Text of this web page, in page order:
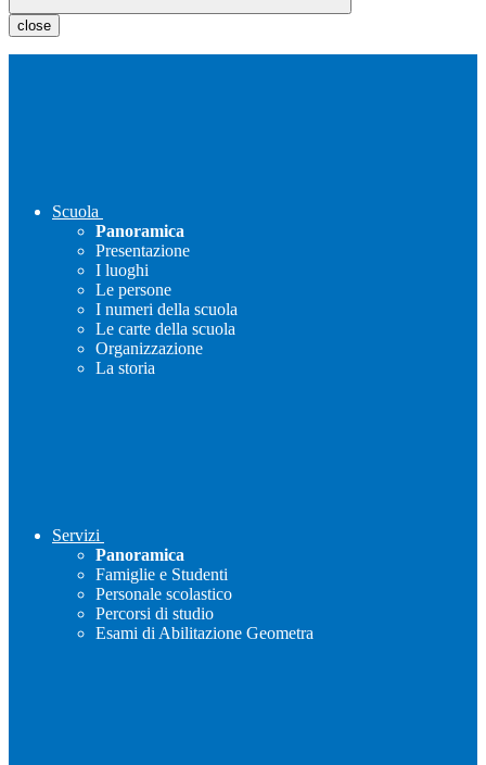
close
Scuola
Panoramica
Presentazione
I luoghi
Le persone
I numeri della scuola
Le carte della scuola
Organizzazione
La storia
Servizi
Panoramica
Famiglie e Studenti
Personale scolastico
Percorsi di studio
Esami di Abilitazione Geometra